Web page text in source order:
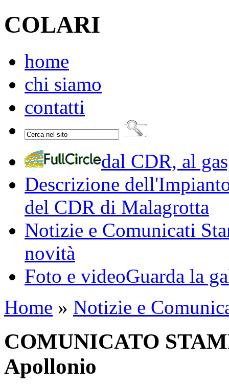
COLARI
home
chi siamo
contatti
dal CDR, al
Descrizione
del CDR di Malagrotta
Notizie e Comunicati
novità
Foto e videoGuarda la
Home » Notizie e
COMUNICATO
Apollonio